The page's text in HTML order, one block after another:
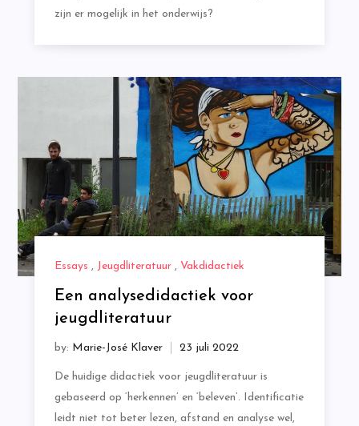
zijn er mogelijk in het onderwijs?
Essays , Jeugdliteratuur, Vakdidactiek
Een analysedidactiek voor
jeugdliteratuur
by: Marie-José Klaver
De huidige didactiek voor jeugdliteratuur is
gebaseerd op ‘herkennen’ en ‘beleven’. Identificatie
leidt niet tot beter lezen, afstand en analyse wel,